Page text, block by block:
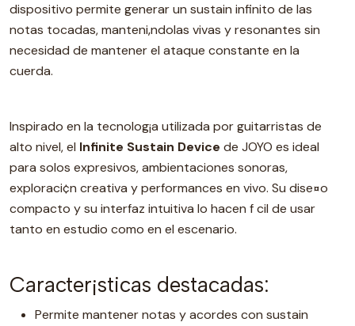
dispositivo permite generar un sustain infinito de las
notas tocadas, manteni‚ndolas vivas y resonantes sin
necesidad de mantener el ataque constante en la
cuerda.
Inspirado en la tecnolog¡a utilizada por guitarristas de
alto nivel, el Infinite Sustain Device de JOYO es ideal
para solos expresivos, ambientaciones sonoras,
exploraci¢n creativa y performances en vivo. Su dise¤o
compacto y su interfaz intuitiva lo hacen f cil de usar
tanto en estudio como en el escenario.
Caracter¡sticas destacadas:
Permite mantener notas y acordes con sustain